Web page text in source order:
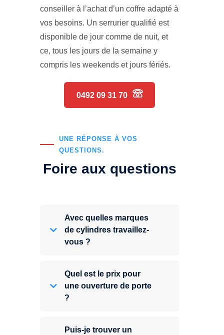
conseiller à l’achat d’un coffre adapté à
vos besoins. Un serrurier qualifié est
disponible de jour comme de nuit, et
ce, tous les jours de la semaine y
compris les weekends et jours fériés.
0492 09 31 70
UNE RÉPONSE À VOS
QUESTIONS.
Foire aux questions
Avec quelles marques
de cylindres travaillez-
vous ?
Quel est le prix pour
une ouverture de porte
?
Puis-je trouver un